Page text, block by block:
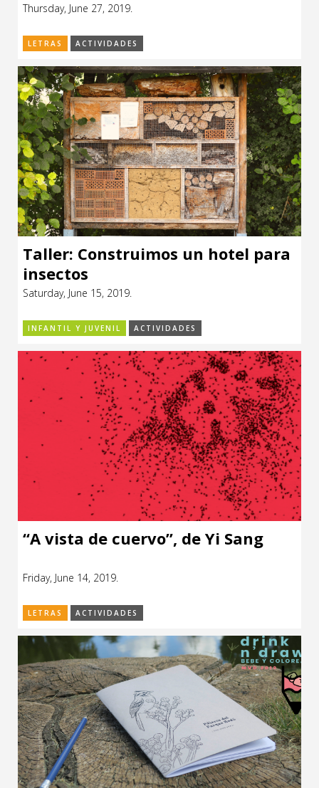
Thursday, June 27, 2019.
LETRAS ACTIVIDADES
Taller: Construimos un hotel para
insectos
Saturday, June 15, 2019.
INFANTIL Y JUVENIL ACTIVIDADES
“A vista de cuervo”, de Yi Sang
Friday, June 14, 2019.
LETRAS ACTIVIDADES